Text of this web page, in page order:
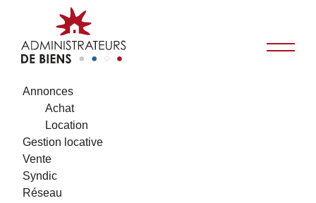
Annonces
Achat
Location
Gestion locative
Vente
Syndic
Réseau